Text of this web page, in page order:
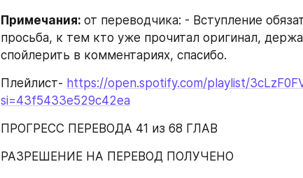
Примечания: от переводчика: - Вступление
просьба, к тем кто уже прочитал оригинал,
спойлерить в комментариях, спасибо.
Плейлист- https://open.spotify.com/playlist/
si=43f5433e529c42ea
ПРОГРЕСС ПЕРЕВОДА 41 из 68 ГЛАВ
РАЗРЕШЕНИЕ НА ПЕРЕВОД ПОЛУЧЕНО